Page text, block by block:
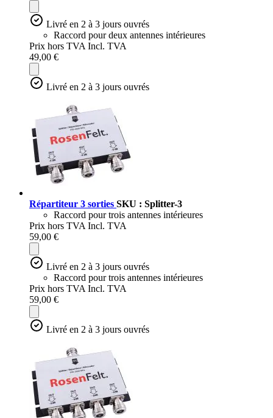
Livré en 2 à 3 jours ouvrés
Raccord pour deux antennes intérieures
Prix hors TVA Incl. TVA
49,00 €
Livré en 2 à 3 jours ouvrés
Répartiteur 3 sorties SKU : Splitter-3
Raccord pour trois antennes intérieures
Prix hors TVA Incl. TVA
59,00 €
Livré en 2 à 3 jours ouvrés
Raccord pour trois antennes intérieures
Prix hors TVA Incl. TVA
59,00 €
Livré en 2 à 3 jours ouvrés